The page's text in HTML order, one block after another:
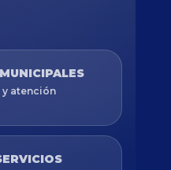
y atención